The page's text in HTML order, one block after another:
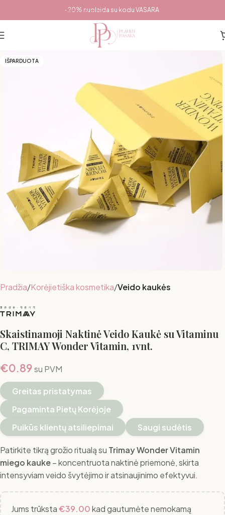
Pereiti prie pagrindinio turinio-20% nuolaida su kodu VASARA
IŠPARDUOTA
Pradžia Korėjietiška kosmetika Veido kaukės
Skaistinamoji Naktinė Veido Kaukė su Vitaminu
C, TRIMAY Wonder Vitamin, 1vnt.
€0.89su PVM
Greitas pristatymas
Pagaminta Pietų Korėjoje
Puikūs klientų atsiliepimai
Saugi sudėtis
Patirkite tikrą grožio ritualą su Trimay Wonder Vitamin
miego kauke– koncentruota naktinė priemonė, skirta
intensyviam veido švytėjimo ir atsinaujinimo efektyvui.
Jums trūksta€39.00kad gautumėte nemokamą